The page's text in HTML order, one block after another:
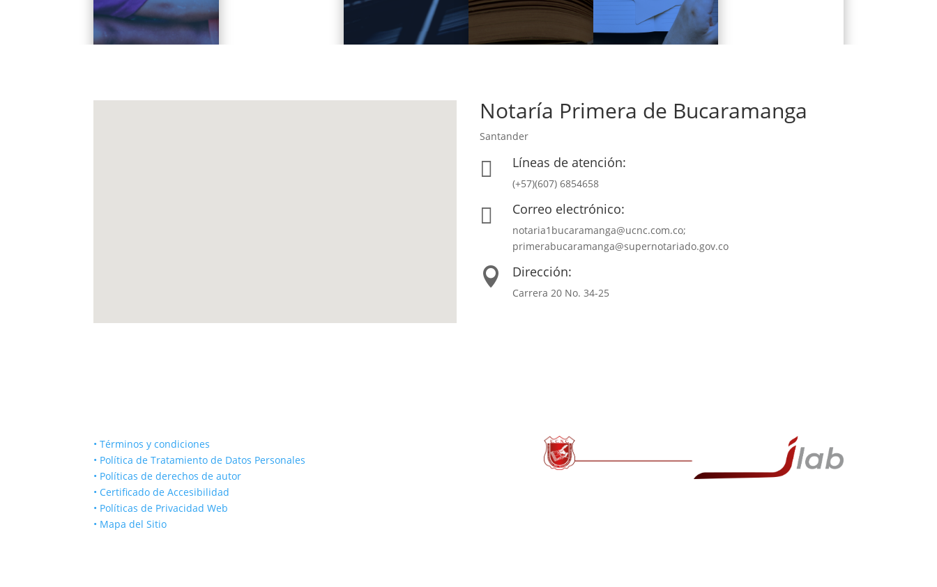
Notaría Primera de Bucaramanga
Santander
 Líneas de atención:
(+57)(607) 6854658
 Correo electrónico:
notaria1bucaramanga@ucnc.com.co;
primerabucaramanga@supernotariado.gov.co
 Dirección:
Carrera 20 No. 34-25
• Términos y condiciones
• Política de Tratamiento de Datos Personales
• Políticas de derechos de autor
• Certificado de Accesibilidad
• Políticas de Privacidad Web
• Mapa del Sitio